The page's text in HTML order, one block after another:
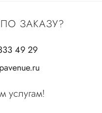
ЗАКАЗУ?
49 29
услугам!